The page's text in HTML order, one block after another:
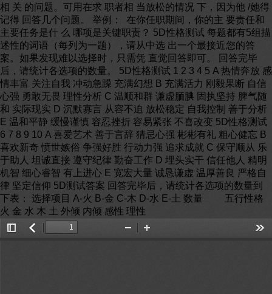
相 关 的问题。可用在求 职者相 当放松的情况 下，因为他 /她得
记得 回答几个问题。 举例： 在你任职期间，你的主 要责任和
主要任务是什 么 哪项是关键职责？ 5D性格测试 每题都有5组描
述性的词语（每列为一题），请从中选 出一个最接近您的答
案。如果发现难以选择时，只需凭 直觉回答即可。 回答完毕
后，请统计各选项的数量。 5D性格测试 1 2 3 4 5 A 热情奔放 感
情丰富 关注自我 冲动急躁 充满幻想 B 充满活力 刚毅果断 自信
心强 勇敢无畏 理性分析 C 温顺和群 谦虚腼腆 固执坚持 脾气随
和 实际现实 D 沉默寡言 从容不迫 放松稳定 自我控制 善于分析
E 温和平静 缓慢谨慎 容忍挫折 容易紧张 不喜改变 5D性格测试
6 7 8 9 10 A 喜爱艺术 善于言辞 猜忌心强 彬彬有礼 粗心健忘 B
喜欢新奇 愤世嫉俗 争强好胜 行动力强 追求成就 C 保守顺从 乐
于助人 坦诚直接 遵守纪律 勤奋工作 D 埋头实干 信任他人 精明
机智 细心睿智 有上进心 E 宽宏大量 诚恳谦虚 温厚善良 严格自
律 坚定信仰 5D测试答案 回答完毕后，请统计各选项的数量到
下表： 选择项目 A-火 B-金 C-木 D-水 E-土 数量 五行性格
火 金 水 木 土 外倾 内倾 感性 理性
Toggle返
Zoom